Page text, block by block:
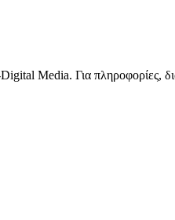
Media. Για πληροφορίες,